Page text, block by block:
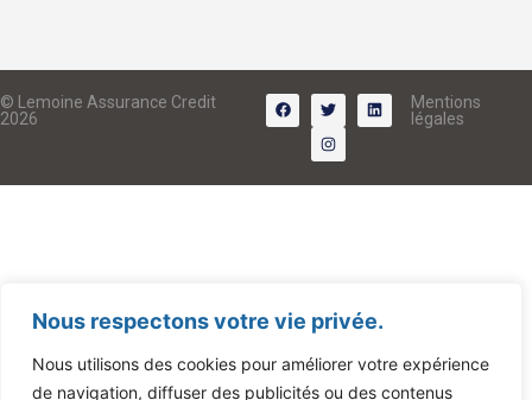
Nous respectons votre vie privée.
Nous utilisons des cookies pour améliorer votre expérience
de navigation, diffuser des publicités ou des contenus
© Lemoine Assurance Credit
2026
Mentions
légales